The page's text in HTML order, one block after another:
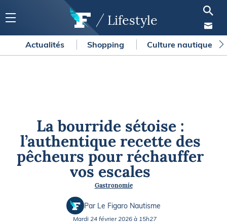
Lifestyle
Actualités Shopping Culture nautique
La bourride sétoise :
l’authentique recette des
pêcheurs pour réchauffer
vos escales
Gastronomie
Par Le Figaro Nautisme
Mardi 24 février 2026 à 15h27